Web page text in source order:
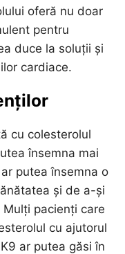
oferă nu doar
pentru
duce la soluții și
cardiace.
cu colesterolul
însemna mai
putea însemna o
și de a-și
pacienți care
cu ajutorul
ar putea găsi în